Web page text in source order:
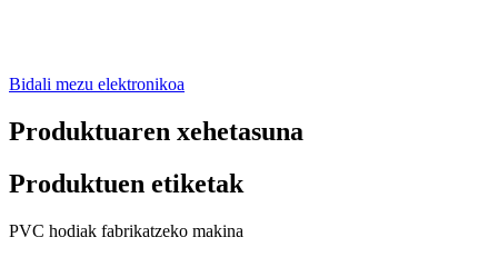
Bidali mezu elektronikoa
Produktuaren xehetasuna
Produktuen etiketak
PVC hodiak fabrikatzeko makina